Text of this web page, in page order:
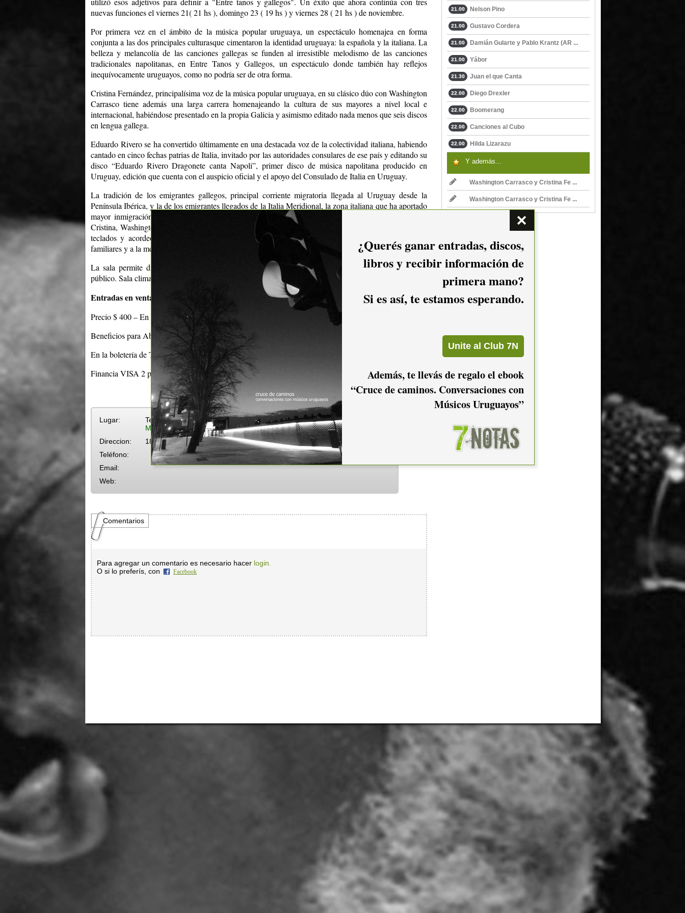
nuevas funciones el viernes 21( 21 hs ), domingo 23 ( 19 hs ) y viernes 28 ( 21 hs ) de noviembre.
Por primera vez en el ámbito de la música popular uruguaya, un espectáculo homenajea en forma
conjunta a las dos principales culturasque cimentaron la identidad uruguaya: la española y la italiana. La
belleza y melancolía de las canciones gallegas se funden al irresistible melodismo de las canciones
tradicionales napolitanas, en Entre Tanos y Gallegos, un espectáculo donde también hay reflejos
inequívocamente uruguayos, como no podría ser de otra forma.
Cristina Fernández, principalísima voz de la música popular uruguaya, en su clásico dúo con Washington
Carrasco tiene además una larga carrera homenajeando la cultura de sus mayores a nivel local e
internacional, habiéndose presentado en la propia Galicia y asimismo editado nada menos que seis discos
en lengua gallega.
Eduardo Rivero se ha convertido últimamente en una destacada voz de la colectividad italiana, habiendo
cantado en cinco fechas patrias de Italia, invitado por las autoridades consulares de ese país y editando su
disco “Eduardo Rivero Dragonete canta Napoli”, primer disco de música napolitana producido en
Uruguay, edición que cuenta con el auspicio oficial y el apoyo del Consulado de Italia en Uruguay.
La tradición de los emigrantes gallegos, principal corriente migratoria llegada al Uruguay desde la
Península Ibérica, y la de los emigrantes llegados de la Italia Meridional, la zona italiana que ha aportado
mayor inmigración a nuestro país, se unen en un espectáculo de características únicas. Washington,
Cristina, Washington y Eduardo están acompañados por los destacados músicos Gustavo Di Landro en
teclados y acordeón y Mario Ipuche en percusión realizando este sentido homenaje a sus orígenes
familiares y a la mezcla de culturas que singulariza al Uruguay.
La sala permite disfrutar espectáculos musicales con un excelente nivel técnico y de confort para el
público. Sala climatizada, ascensor y servicio de cafetería complementan sus servicios.
Entradas en venta:
Precio $ 400 – En todos los locales ABITAB del país.
Beneficios para Abitab familia y Macropass
En la boletería de Teatro del Notariado.
Financia VISA 2 pagos.
Lugar:
Teatro del Notariado
Más eventos en Teatro del Notariado
Direccion:
18 de Julio y Minas
Teléfono:
Email:
Web:
Comentarios
Para agregar un comentario es necesario hacer login.
O si lo preferís, con
Facebook
21.00 Nelson Pino
21.00 Gustavo Cordera
21.00 Damián Gularte y Pablo Krantz (AR ...
21.00 Yábor
21.30 Juan el que Canta
22.00 Diego Drexler
22.00 Boomerang
22.00 Canciones al Cubo
22.00 Hilda Lizarazu
Y además...
Washington Carrasco y Cristina Fe ...
Washington Carrasco y Cristina Fe ...
¿Querés ganar entradas, discos,
libros y recibir información de
primera mano?
Si es así, te estamos esperando.
Además, te llevás de regalo el ebook
“Cruce de caminos. Conversaciones con
Músicos Uruguayos”